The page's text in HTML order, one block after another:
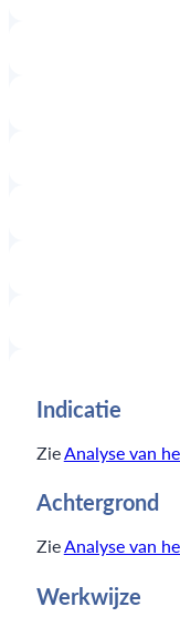
Indicatie
ZieAnalyse van
Achtergrond
ZieAnalyse van
Werkwijze